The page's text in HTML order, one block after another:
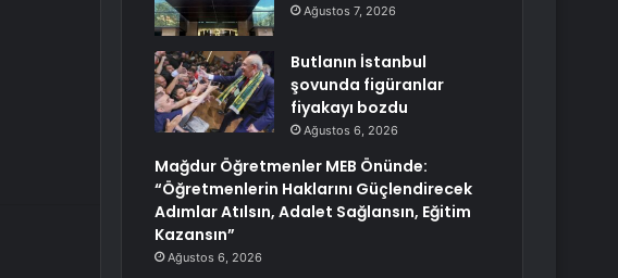
Ağustos 7, 2026
Butlanın İstanbul
şovunda figüranlar
fiyakayı bozdu
Ağustos 6, 2026
Mağdur Öğretmenler MEB Önünde:
“Öğretmenlerin Haklarını Güçlendirecek
Adımlar Atılsın, Adalet Sağlansın, Eğitim
Kazansın”
Ağustos 6, 2026